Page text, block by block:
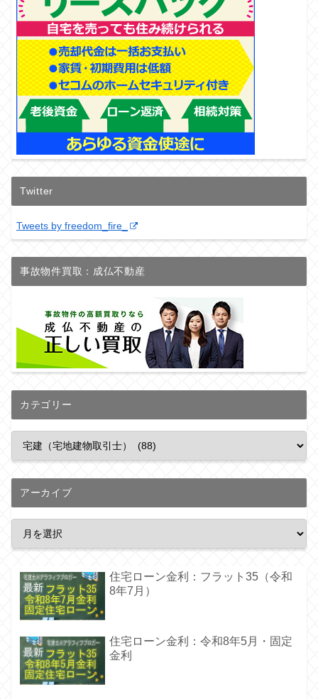
Twitter
Tweets by freedom_fire_
事故物件買取：成仏不動産
カテゴリー
アーカイブ
住宅ローン金利：フラット35（令和
8年7月）
住宅ローン金利：令和8年5月・固定
金利